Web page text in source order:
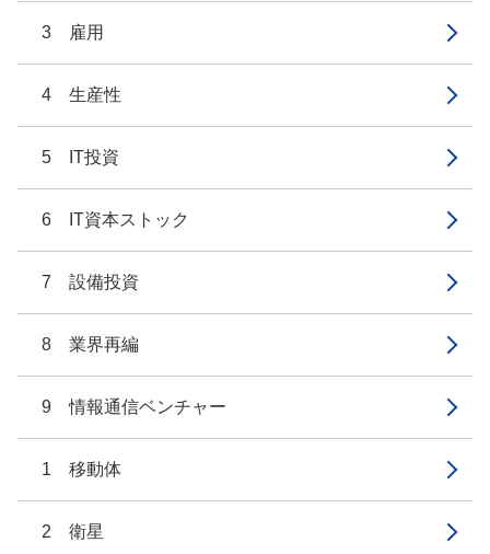
3 雇用
4 生産性
5 IT投資
6 IT資本ストック
7 設備投資
8 業界再編
9 情報通信ベンチャー
1 移動体
2 衛星